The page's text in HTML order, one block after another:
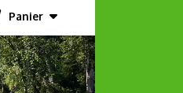
Panier